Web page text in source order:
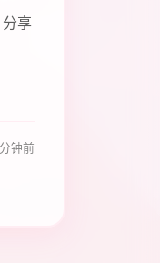
享
钟前